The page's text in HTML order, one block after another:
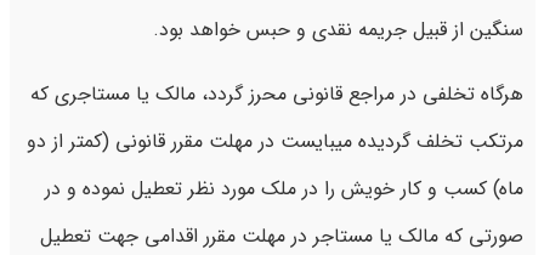
سنگین از قبیل جریمه نقدی و حبس خواهد بود.
هرگاه تخلفی در مراجع قانونی محرز گردد، مالک یا مستاجری که
مرتکب تخلف گردیده میبایست در مهلت مقرر قانونی (کمتر از دو
ماه) کسب و کار خویش را در ملک مورد نظر تعطیل نموده و در
صورتی که مالک یا مستاجر در مهلت مقرر اقدامی جهت تعطیل